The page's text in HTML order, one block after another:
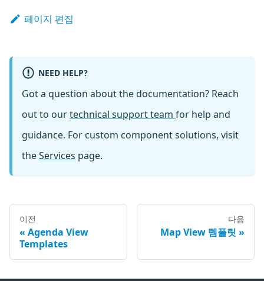
페이지 편집
NEED HELP?
Got a question about the documentation? Reach
out to ourtechnical support team for help and
guidance. For custom component solutions, visit
theServices page.
이전
Agenda View
Templates
다음
Map View 템플릿